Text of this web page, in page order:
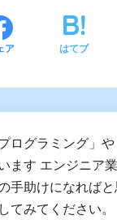
ア はてブ
プログラミング」
ます エンジニア
手助けになれば
てみてください。